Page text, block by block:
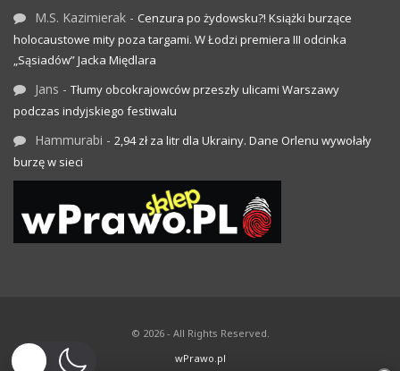
M.S. Kazimierak - Cenzura po żydowsku?! Książki burzące
holocaustowe mity poza targami. W Łodzi premiera III odcinka
„Sąsiadów” Jacka Międlara
Jans - Tłumy obcokrajowców przeszły ulicami Warszawy
podczas indyjskiego festiwalu
Hammurabi - 2,94 zł za litr dla Ukrainy. Dane Orlenu wywołały
burzę w sieci
© 2026 - All Rights Reserved.
wPrawo.pl